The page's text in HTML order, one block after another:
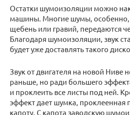
Остатки шумоизоляции можно
машины. Многие шумы, особенно,
щебень или гравий, передаются
Благодаря шумоизоляции, звук
будет уже доставлять такого
Звук от двигателя на новой Ниве
раньше, но ради большего
и проклеить все листы под ней.
эффект дает шумка, проклеенная
капоту. С капота заводскую